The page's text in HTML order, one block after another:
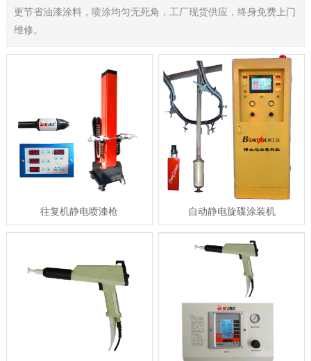
更节省油漆涂料，喷涂均匀无死角，工厂现货供应，终身免费上门
维修。
往复机静电喷漆枪 自动静电旋碟涂装机